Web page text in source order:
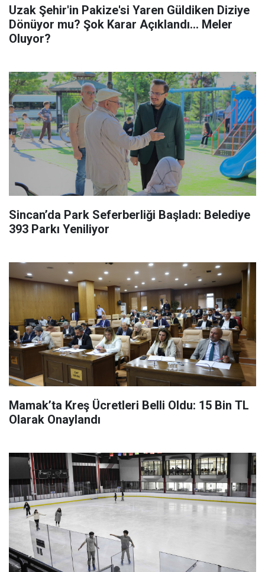
Uzak Şehir'in Pakize'si Yaren Güldiken Diziye
Dönüyor mu? Şok Karar Açıklandı... Meler
Oluyor?
Sincan’da Park Seferberliği Başladı: Belediye
393 Parkı Yeniliyor
Mamak’ta Kreş Ücretleri Belli Oldu: 15 Bin TL
Olarak Onaylandı